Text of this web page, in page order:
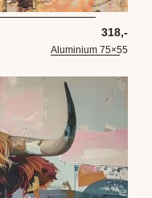
318,-
Aluminium 75×55